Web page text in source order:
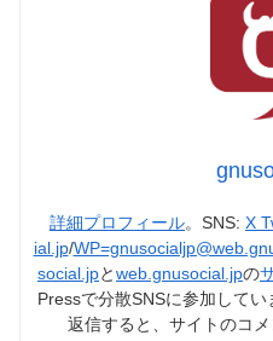
詳細プロフィール。SNS: X
ial.jp/
social.jpとweb.gnusocial.jpの
Pressで分散SNSに参加して
返信すると、サイトのコ